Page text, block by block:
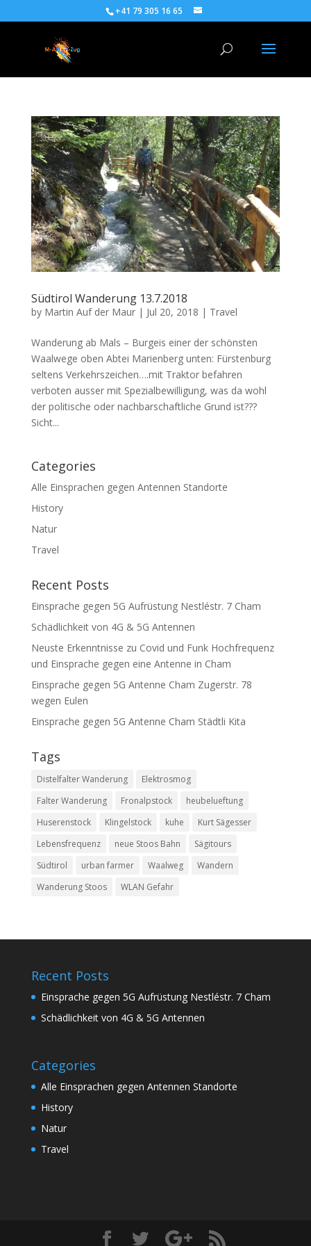
+41 79 305 16 65
Südtirol Wanderung 13.7.2018
by Martin Auf der Maur| Jul 20, 2018 | Travel
Wanderung ab Mals – Burgeis einer der schönsten
Waalwege oben Abtei Marienberg unten: Fürstenburg
seltens Verkehrszeichen….mit Traktor befahren
verboten ausser mit Spezialbewilligung, was da wohl
der politische oder nachbarschaftliche Grund ist???
Sicht...
Categories
Alle Einsprachen gegen Antennen Standorte
History
Natur
Travel
Recent Posts
Einsprache gegen 5G Aufrüstung Nestléstr. 7 Cham
Schädlichkeit von 4G & 5G Antennen
Neuste Erkenntnisse zu Covid und Funk Hochfrequenz
und Einsprache gegen eine Antenne in Cham
Einsprache gegen 5G Antenne Cham Zugerstr. 78
wegen Eulen
Einsprache gegen 5G Antenne Cham Städtli Kita
Tags
Distelfalter Wanderung
Elektrosmog
Falter Wanderung
Fronalpstock
heubelueftung
Huserenstock
Klingelstock kuhe
Kurt Sägesser
Lebensfrequenz
neue Stoos Bahn
Sägitours
Südtirol
urban farmer Waalweg
Wandern
Wanderung Stoos
WLAN Gefahr
Recent Posts
Einsprache gegen 5G Aufrüstung Nestléstr. 7 Cham
Schädlichkeit von 4G & 5G Antennen
Categories
Alle Einsprachen gegen Antennen Standorte
History
Natur
Travel